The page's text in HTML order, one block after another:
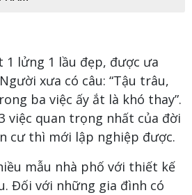
1 lửng 1 lầu đẹp, được ưa
xưa có câu: “Tậu trâu,
ba việc ấy ắt là khó thay”.
việc quan trọng nhất của đời
cư thì mới lập nghiệp được.
mẫu nhà phố với thiết kế
Đối với những gia đình có